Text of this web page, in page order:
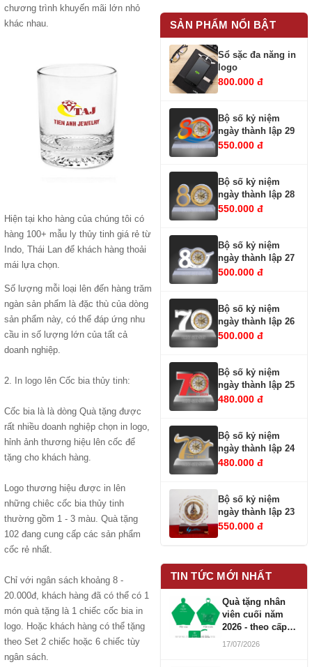
chương trình khuyến mãi lớn nhỏ
khác nhau.
Hiện tại kho hàng của chúng tôi có
hàng 100+ mẫu ly thủy tinh giá rẻ từ
Indo, Thái Lan để khách hàng thoải
mái lựa chọn.
Số lượng mỗi loại lên đến hàng trăm
ngàn sản phẩm là đặc thù của dòng
sản phẩm này, có thể đáp ứng nhu
cầu in số lượng lớn của tất cả
doanh nghiệp.
2. In logo lên Cốc bia thủy tinh:
Cốc bia là là dòng Quà tặng được
rất nhiều doanh nghiệp chọn in logo,
hỉnh ảnh thương hiệu lên cốc để
tặng cho khách hàng.
Logo thương hiệu được in lên
những chiêc cốc bia thủy tinh
thường gồm 1 - 3 màu. Quà tặng
102 đang cung cấp các sản phẩm
cốc rẻ nhất.
Chỉ với ngân sách khoảng 8 -
20.000đ, khách hàng đã có thể có 1
món quà tặng là 1 chiếc cốc bia in
logo. Hoặc khách hàng có thể tặng
theo Set 2 chiếc hoặc 6 chiếc tùy
ngân sách.
SẢN PHẨM NỔI BẬT
Sổ sặc đa năng in
logo
800.000 đ
Bộ số kỷ niệm
ngày thành lập 29
550.000 đ
Bộ số kỷ niệm
ngày thành lập 28
550.000 đ
Bộ số kỷ niệm
ngày thành lập 27
500.000 đ
Bộ số kỷ niệm
ngày thành lập 26
500.000 đ
Bộ số kỷ niệm
ngày thành lập 25
480.000 đ
Bộ số kỷ niệm
ngày thành lập 24
480.000 đ
Bộ số kỷ niệm
ngày thành lập 23
550.000 đ
TIN TỨC MỚI NHẤT
Quà tặng nhân
viên cuối năm
2026 - theo cấp
bậc CBNV
17/07/2026